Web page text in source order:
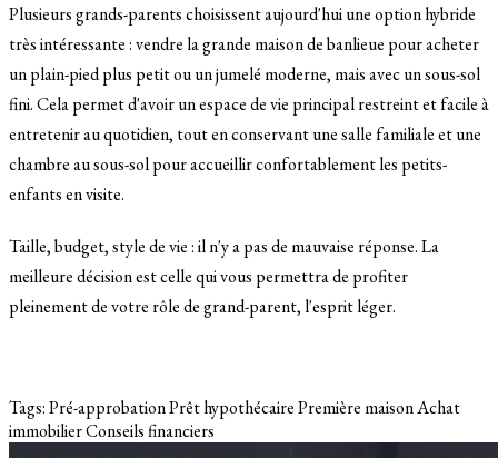
Plusieurs grands-parents choisissent aujourd'hui une option hybride
très intéressante : vendre la grande maison de banlieue pour acheter
un plain-pied plus petit ou un jumelé moderne, mais avec un sous-sol
fini. Cela permet d'avoir un espace de vie principal restreint et facile à
entretenir au quotidien, tout en conservant une salle familiale et une
chambre au sous-sol pour accueillir confortablement les petits-
enfants en visite.
Taille, budget, style de vie : il n'y a pas de mauvaise réponse. La
meilleure décision est celle qui vous permettra de profiter
pleinement de votre rôle de grand-parent, l'esprit léger.
Tags:Pré-approbationPrêt hypothécairePremière maisonAchat
immobilierConseils financiers